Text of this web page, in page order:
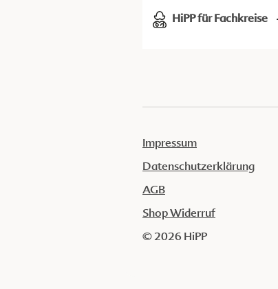
HiPP für Fachkreise
Impressum
Datenschutzerklärung
AGB
Shop Widerruf
© 2026 HiPP